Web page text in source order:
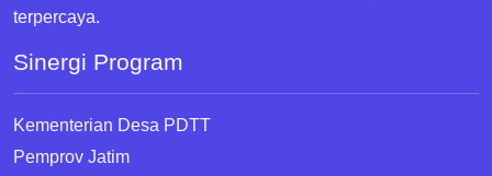
terpercaya.
Sinergi Program
Kementerian Desa PDTT
Pemprov Jatim